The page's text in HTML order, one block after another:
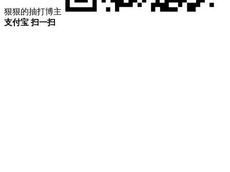
狠狠的抽打博主
支付宝 扫一扫